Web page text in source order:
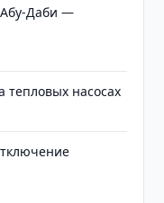
Абу-Даби —
тепловых насосах